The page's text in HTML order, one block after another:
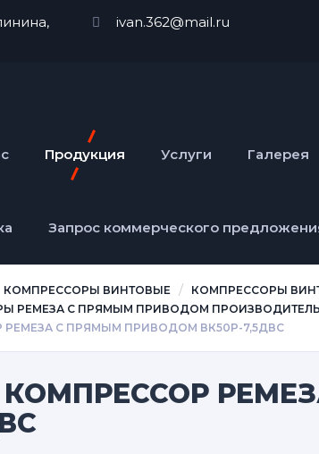
ivan.362@mail.ru
Продукция Услуги Галерея
Запрос коммерческого
КОМПРЕССОРЫ ВИНТОВЫЕ КОМПРЕССОРЫ
РЕМЕЗА C ПРЯМЫМ ПРИВОДОМ
C ПРЯМЫМ ПРИВОДОМ ВК50Р-7,5ДВС